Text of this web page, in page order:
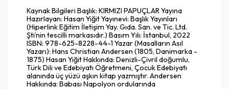
Kaynak Bilgileri Başlık: KIRMIZI PAPUÇLAR Yayına
Hazırlayan: Hasan Yiğit Yayınevi: Başlık Yayınları
(Hiperlink Eğitim İletişim Yay. Gıda. San. ve Tic. Ltd.
Şti’nin tescilli markasıdır.) Basım Yılı: İstanbul, 2022
ISBN: 978-625-8228-44-1 Yazar (Masalların Asıl
Yazarı): Hans Christian Andersen (1805, Danimarka -
1875) Hasan Yiğit Hakkında: Denizli-Çivril doğumlu,
Türk Dili ve Edebiyatı Öğretmeni, Çocuk Edebiyatı
alanında üç yüzü aşkın kitap yazmıştır. Andersen
Hakkında: Babası Napolyon ordularında